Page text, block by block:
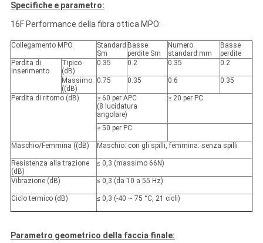
Specifiche e parametro:
16F Performance della fibra ottica MPO:
Collegamento MPO
Standard
Sm
Basse
perdite Sm
Numero
standard mm
Basse
perdite
Perdita di
inserimento
Tipico
(dB)
0.35 0.2 0.35 0.2
Massimo
((dB)
0.75 0.35 0.6 0.35
Perdita di ritorno (dB)
≥ 60 per APC
(8 lucidatura
angolare)
≥ 20 per PC
≥ 50 per PC
Maschio/Femmina ((dB) Maschio: con gli spilli, femmina: senza spilli
Resistenza alla trazione
(dB)
≤ 0,3 (massimo 66N)
Vibrazione (dB) ≤ 0,3 (da 10 a 55 Hz)
Ciclo termico (dB) ≤ 0,3 (-40 ~ 75 °C, 21 cicli)
Parametro geometrico della faccia finale: